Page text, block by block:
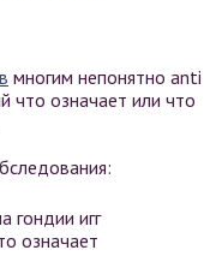
многим непонятно anti
что означает или что